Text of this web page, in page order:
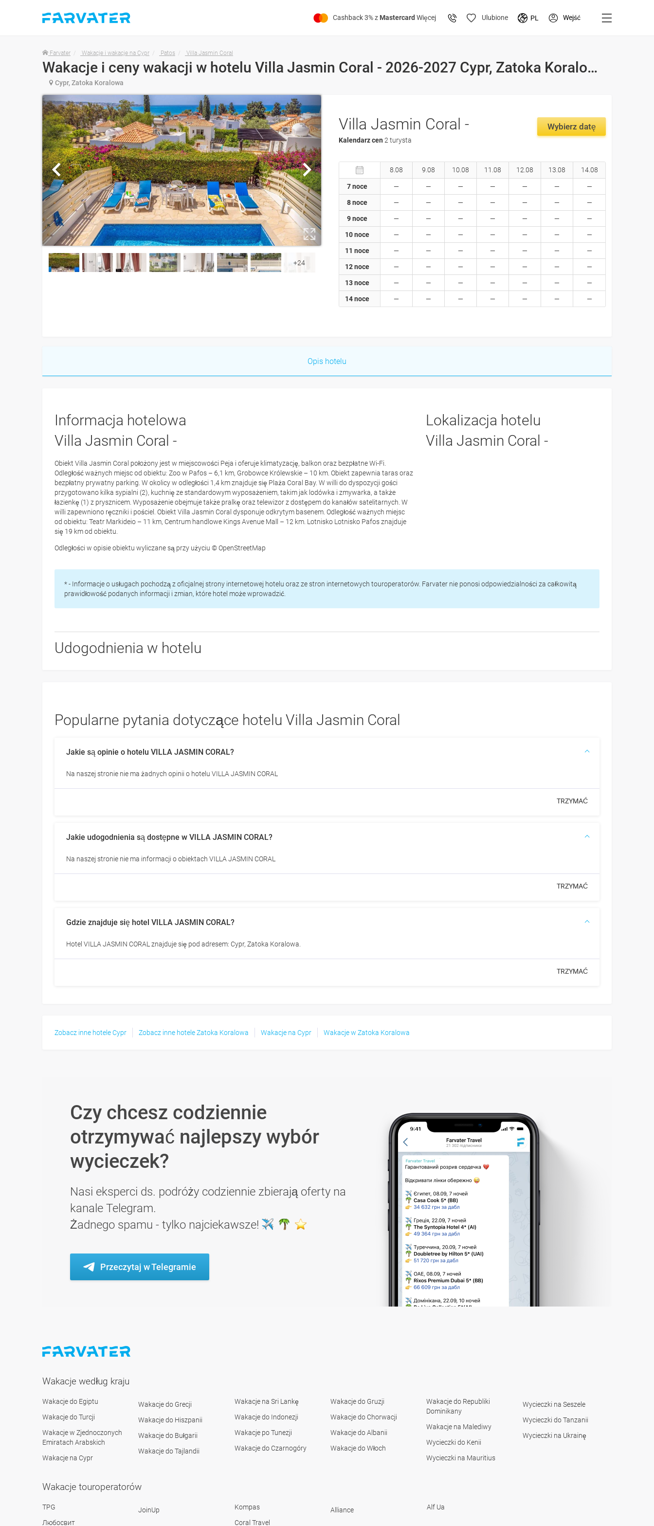
Cashback 3% z Mastercard Więcej Ulubione PL Wejść
Farvater Wakacje i wakacje na Cypr Patos Villa Jasmin Coral
Wakacje i ceny wakacji w hotelu Villa Jasmin Coral - 2026-2027 Cypr, Zatoka Koralowa
Cypr, Zatoka Koralowa
+24
Villa Jasmin Coral -
Kalendarz cen 2 turysta
Wybierz datę
7 noce
8 noce
9 noce
10 noce
11 noce
12 noce
13 noce
14 noce
8.08 9.08 10.08 11.08 12.08 13.08 14.08
Opis hotelu
Informacja hotelowa
Villa Jasmin Coral -
Obiekt Villa Jasmin Coral położony jest w miejscowości Peja i oferuje klimatyzację, balkon oraz bezpłatne Wi-Fi.
Odległość ważnych miejsc od obiektu: Zoo w Pafos – 6,1 km, Grobowce Królewskie – 10 km. Obiekt zapewnia taras oraz
bezpłatny prywatny parking. W okolicy w odległości 1,4 km znajduje się Plaża Coral Bay. W willi do dyspozycji gości
przygotowano kilka sypialni (2), kuchnię ze standardowym wyposażeniem, takim jak lodówka i zmywarka, a także
łazienkę (1) z prysznicem. Wyposażenie obejmuje także pralkę oraz telewizor z dostępem do kanałów satelitarnych. W
willi zapewniono ręczniki i pościel. Obiekt Villa Jasmin Coral dysponuje odkrytym basenem. Odległość ważnych miejsc
od obiektu: Teatr Markideio – 11 km, Centrum handlowe Kings Avenue Mall – 12 km. Lotnisko Lotnisko Pafos znajduje
się 19 km od obiektu.
Odległości w opisie obiektu wyliczane są przy użyciu © OpenStreetMap
Lokalizacja hotelu
Villa Jasmin Coral -
* - Informacje o usługach pochodzą z oficjalnej strony internetowej hotelu oraz ze stron internetowych touroperatorów. Farvater nie ponosi odpowiedzialności za całkowitą
prawidłowość podanych informacji i zmian, które hotel może wprowadzić.
Udogodnienia w hotelu
Popularne pytania dotyczące hotelu Villa Jasmin Coral
Jakie są opinie o hotelu VILLA JASMIN CORAL?
Na naszej stronie nie ma żadnych opinii o hotelu VILLA JASMIN CORAL
TRZYMAĆ
Jakie udogodnienia są dostępne w VILLA JASMIN CORAL?
Na naszej stronie nie ma informacji o obiektach VILLA JASMIN CORAL
TRZYMAĆ
Gdzie znajduje się hotel VILLA JASMIN CORAL?
Hotel VILLA JASMIN CORAL znajduje się pod adresem: Cypr, Zatoka Koralowa.
TRZYMAĆ
Zobacz inne hotele Cypr Zobacz inne hotele Zatoka Koralowa Wakacje na Cypr Wakacje w Zatoka Koralowa
Czy chcesz codziennie
otrzymywać najlepszy wybór
wycieczek?
Nasi eksperci ds. podróży codziennie zbierają oferty na
kanale Telegram.
Żadnego spamu - tylko najciekawsze!
Przeczytaj w Telegramie
Wakacje według kraju
Wakacje do Egiptu
Wakacje do Turcji
Wakacje w Zjednoczonych
Emiratach Arabskich
Wakacje na Cypr
Wakacje do Grecji
Wakacje do Hiszpanii
Wakacje do Bułgarii
Wakacje do Tajlandii
Wakacje na Sri Lankę
Wakacje do Indonezji
Wakacje po Tunezji
Wakacje do Czarnogóry
Wakacje do Gruzji
Wakacje do Chorwacji
Wakacje do Albanii
Wakacje do Włoch
Wakacje do Republiki
Dominikany
Wakacje na Malediwy
Wycieczki do Kenii
Wycieczki na Mauritius
Wycieczki na Seszele
Wycieczki do Tanzanii
Wycieczki na Ukrainę
Wakacje touroperatorów
TPG
Любосвит
JoinUp
Kompas
Coral Travel
Alliance Alf Ua